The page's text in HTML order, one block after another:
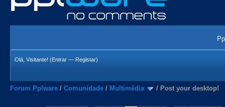
Olá, Visitante! (Entrar — Registar)
Forum Pplware / Comunidade / Multimédia / Post your desktop!